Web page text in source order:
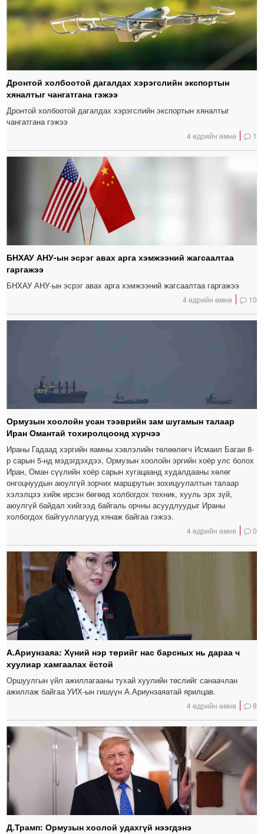
Дронтой холбоотой дагалдах хэрэгслийн экспортын
хяналтыг чангатгана гэжээ
Дронтой холбоотой дагалдах хэрэгслийн экспортын хяналтыг
чангатгана гэжээ
4 өдрийн өмнө 1
БНХАУ АНУ-ын эсрэг авах арга хэмжээний жагсаалтаа
гаргажээ
БНХАУ АНУ-ын эсрэг авах арга хэмжээний жагсаалтаа гаргажээ
4 өдрийн өмнө 10
Ормузын хоолойн усан тээврийн зам шугамын талаар
Иран Омантай тохиролцоонд хүрчээ
Ираны Гадаад хэргийн яамны хэвлэлийн төлөөлөгч Исмаил Багаи 8-
р сарын 5-нд мэдэгдэхдээ, Ормузын хоолойн эргийн хоёр улс болох
Иран, Оман сүүлийн хоёр сарын хугацаанд худалдааны хөлөг
онгоцнуудын аюулгүй зорчих маршрутын зохицуулалтын талаар
хэлэлцээ хийж ирсэн бөгөөд холбогдох техник, хууль эрх зүй,
аюулгүй байдал хийгээд байгаль орчны асуудлуудыг Ираны
холбогдох байгууллагууд хянаж байгаа гэжээ.
4 өдрийн өмнө 0
А.Ариунзаяа: Хүний нэр төрийг нас барсных нь дараа ч
хуулиар хамгаалах ёстой
Оршуулгын үйл ажиллагааны тухай хуулийн төслийг санаачлан
ажиллаж байгаа УИХ-ын гишүүн А.Ариунзаяатай ярилцав.
4 өдрийн өмнө 8
Д.Трамп: Ормузын хоолой удахгүй нээгдэнэ